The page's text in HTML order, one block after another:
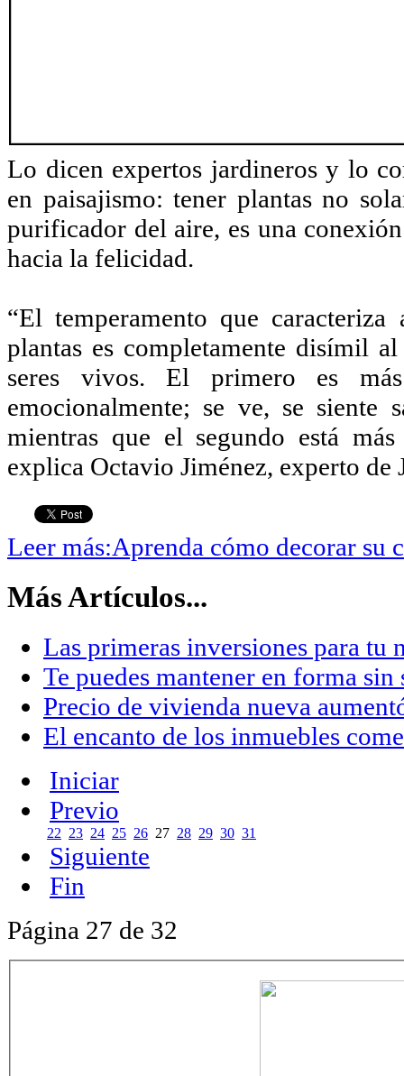
Lo dicen expertos jardineros y lo
en paisajismo: tener plantas no
purificador del aire, es una
hacia la felicidad.
“El temperamento que
plantas es completamente disímil
seres vivos. El primero es
emocionalmente; se ve, se siente
mientras que el segundo está
explica Octavio Jiménez, experto de
Leer más:Aprenda cómo decorar su
Más Artículos...
Las primeras inversiones para tu
Te puedes mantener en forma sin
Precio de vivienda nueva
El encanto de los inmuebles
Iniciar
Previo
22 23 24 25 26 27 28 29 30 31
Siguiente
Fin
Página 27 de 32